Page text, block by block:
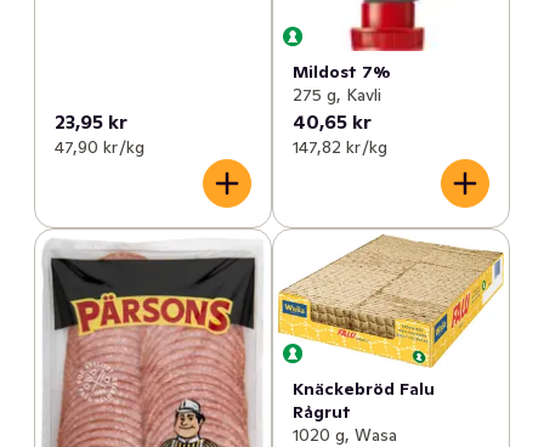
23,95 kr
47,90 kr /kg
Mildost 7%
275 g, Kavli
40,65 kr
147,82 kr /kg
Knäckebröd Falu
Rågrut
1020 g, Wasa